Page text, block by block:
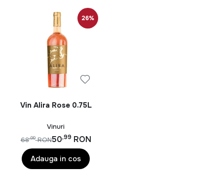
26%
Vin Alira Rose 0.75L
Vinuri
50,99 RON
68,99 RON
Adauga in cos